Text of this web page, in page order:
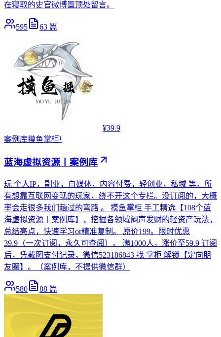
在寝取的史官微博置顶处留言。
595 63 篇
¥39.9
案例库摸鱼掌柜¹
蓝海虚拟资源丨案例库
玩 个人IP，副业，自媒体，内容付费，轻创业，私域 等。所
有想靠互联网变现的玩家，绕不开这个专栏。没订阅的，大概
率会走很多我们趟过的弯路 。 摸鱼掌柜 手工精选【108个蓝
海虚拟资源丨案例库】，挖掘各领域闷声发财的轻资产玩法，
总结亮点，快速学习or精准复制。 原价199。限时优惠
39.9（一次订阅，永久可查阅）。 满1000人，涨价至59.9 订阅
后，凭截图支付记录，微信523186843 找 掌柜 解锁【定向朋
友圈】。（案例库，不提供微信群）
580 88 篇